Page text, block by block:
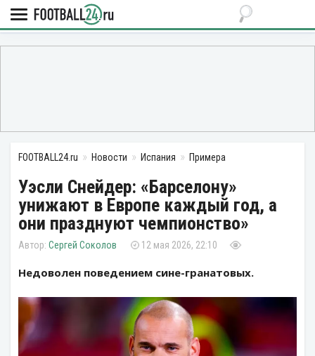
FOOTBALL24.ru Новости Испания Примера
Уэсли Снейдер: «Барселону»
унижают в Европе каждый год, а
они празднуют чемпионство»
Сергей Соколов 12 мая 2026, 22:10
Недоволен поведением сине-гранатовых.